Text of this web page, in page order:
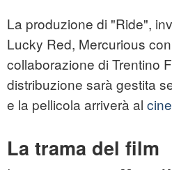
La produzione di "Ride",
Lucky Red, Mercurious
collaborazione di Trentino
distribuzione sarà gestita
e la pellicola arriverà al
La trama del film